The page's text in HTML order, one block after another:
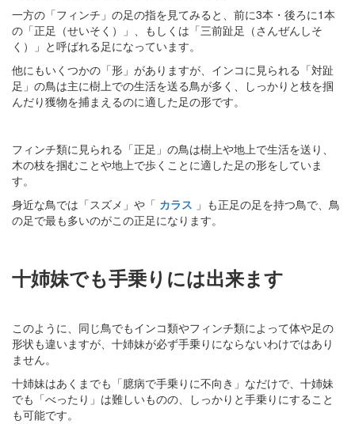
一方の「フィンチ」の足の指を見てみると、前に3本・後ろに1本
の「正足（せいそく）」、もしくは「三前趾足（さんぜんしそ
く）」と呼ばれる足になっています。
他にもいくつかの「形」がありますが、インコに見られる「対趾
足」の鳥は主に樹上での生活を送る鳥が多く、しっかりと枝を掴
んだり獲物を捕まえるのに適した足の形です。
フィンチ類に見られる「正足」の鳥は樹上や地上で生活を送り、
木の枝を掴むことや地上で歩くことに適した足の形をしていま
す。
身近な鳥では「スズメ」や「 カラス 」も正足の足を持つ鳥で、鳥
の足で最も多いのがこの正足になります。
十姉妹でも手乗りには出来ます
このように、同じ鳥でもインコ類やフィンチ類によって体や足の
形状も違いますが、十姉妹が必ず手乗りにならないわけではあり
ません。
十姉妹はあくまでも「臆病で手乗りに不向き」なだけで、十姉妹
でも「べったり」は難しいものの、しっかりと手乗りにすること
も可能です。